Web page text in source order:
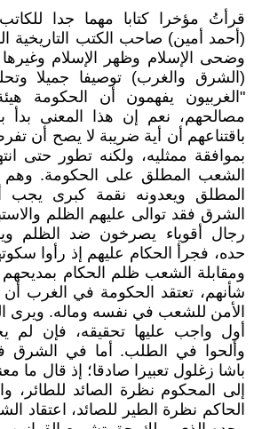
قرأتُ مؤخرا كتابا مهما جدا
(أحمد أمين) صاحب الكتب التاريخية
وضحى الإسلام وظهر الإسلام
(الشرق والغرب) توصيفا جميلا
"الغربيون يفهمون أن الحكومة
مصالحهم، نعم إن هذا المعنى بدأ
باقتناعهم أن أية ضريبة لا يصح أن
بموافقة ممثليه، ولكنه تطور حتى
الشعب المطلق على الحكومة. وهم
المطلق ويعدونه نقمة كبرى يجب
الشرق فقد توالى عليهم الظلم
رجال أقوياء يصرخون ضد الظلم
حده، فجرأ الحكام عليهم إذ رأوا
ومقابلة الشعب ظلم الحكام بمديحهم
شأنهم، تعتقد الحكومة في الغرب
الأمن للشعب في نفسه وماله. ويرى
أول واجب عليها تحقيقه، فإن لم
وألحوا في الطلب. أما في الشرق
باشا زغلول تعبيرا صادقا؛ إذ قال ما
إلى المحكوم نظرة الصائد للطائر،
الحاكم نظرة الطير للصائد، اعتقاد